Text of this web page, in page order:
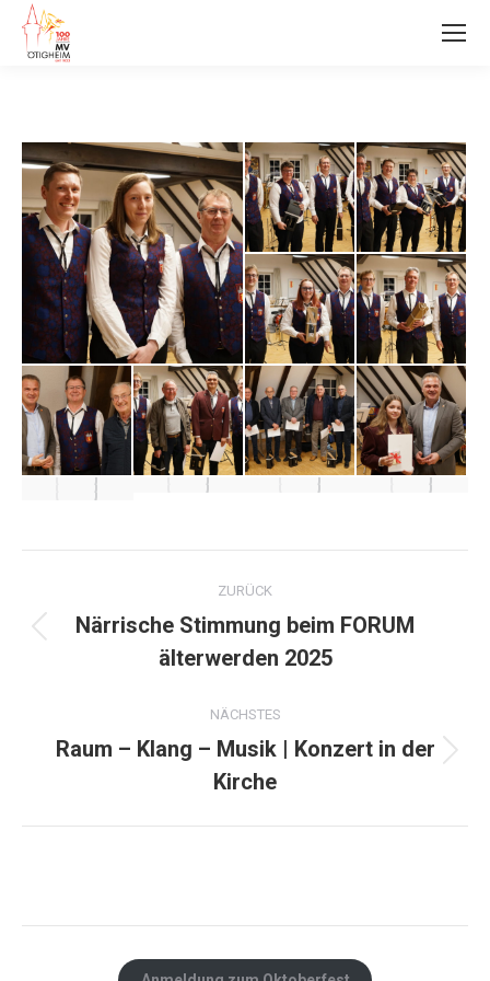
Navigation
ZURÜCK
Vorheriges
Album:
Närrische Stimmung beim FORUM
älterwerden 2025
NÄCHSTES
Nächstes
Album:
Raum – Klang – Musik | Konzert in der
Kirche